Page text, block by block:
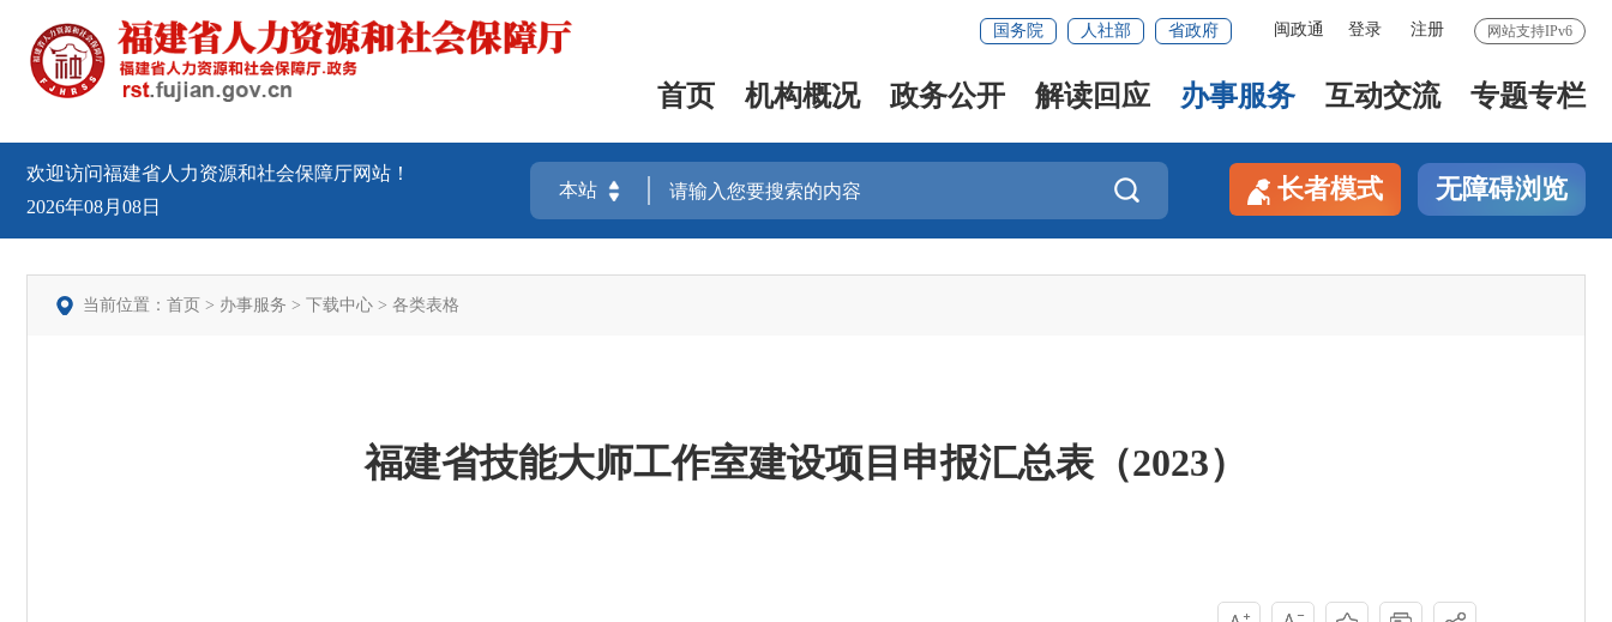
网站支持IPv6
闽政通 登录 注册
国务院 人社部 省政府
首页 机构概况 政务公开 解读回应 办事服务 互动交流 专题专栏
欢迎访问福建省人力资源和社会保障厅网站！
2026年08月08日
 长者模式 无障碍浏览
当前位置： 首页 > 办事服务 > 下载中心 > 各类表格
福建省技能大师工作室建设项目申报汇总表（2023）